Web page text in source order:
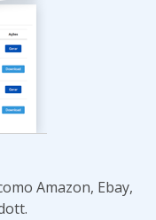
Amazon, Ebay,